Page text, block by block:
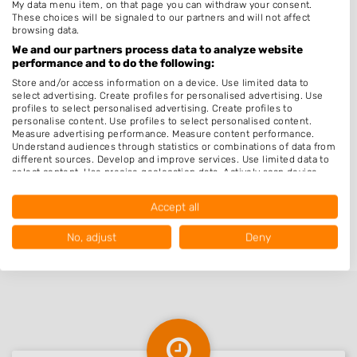
Putten
Uddel
Elspeet
Hierden
Hulshorst
Zeewolde
Stroe
Voorthuizen
Vierhouten
Kootwijk
My data menu item, on that page you can withdraw your consent.
These choices will be signaled to our partners and will not affect
browsing data.
We and our partners process data to analyze website
performance and to do the following:
Store and/or access information on a device. Use limited data to
select advertising. Create profiles for personalised advertising. Use
profiles to select personalised advertising. Create profiles to
personalise content. Use profiles to select personalised content.
Measure advertising performance. Measure content performance.
Understand audiences through statistics or combinations of data from
different sources. Develop and improve services. Use limited data to
select content. Use precise geolocation data. Actively scan device
Data may be shared outside of the European Union and send to the
Your consent and the cookie policy applies solely to this website/app.
View Partner List (1017 IAB Vendors)
We use your data for the following purposes:
Use limited data to select advertising
Accept all
No, adjust Deny